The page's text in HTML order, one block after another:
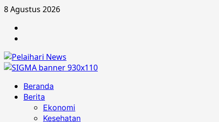
Skip
content
8 Agustus 2026
Primary
Menu
Beranda
Berita
Ekonomi
Kesehatan